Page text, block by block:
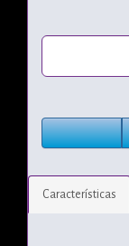
Características